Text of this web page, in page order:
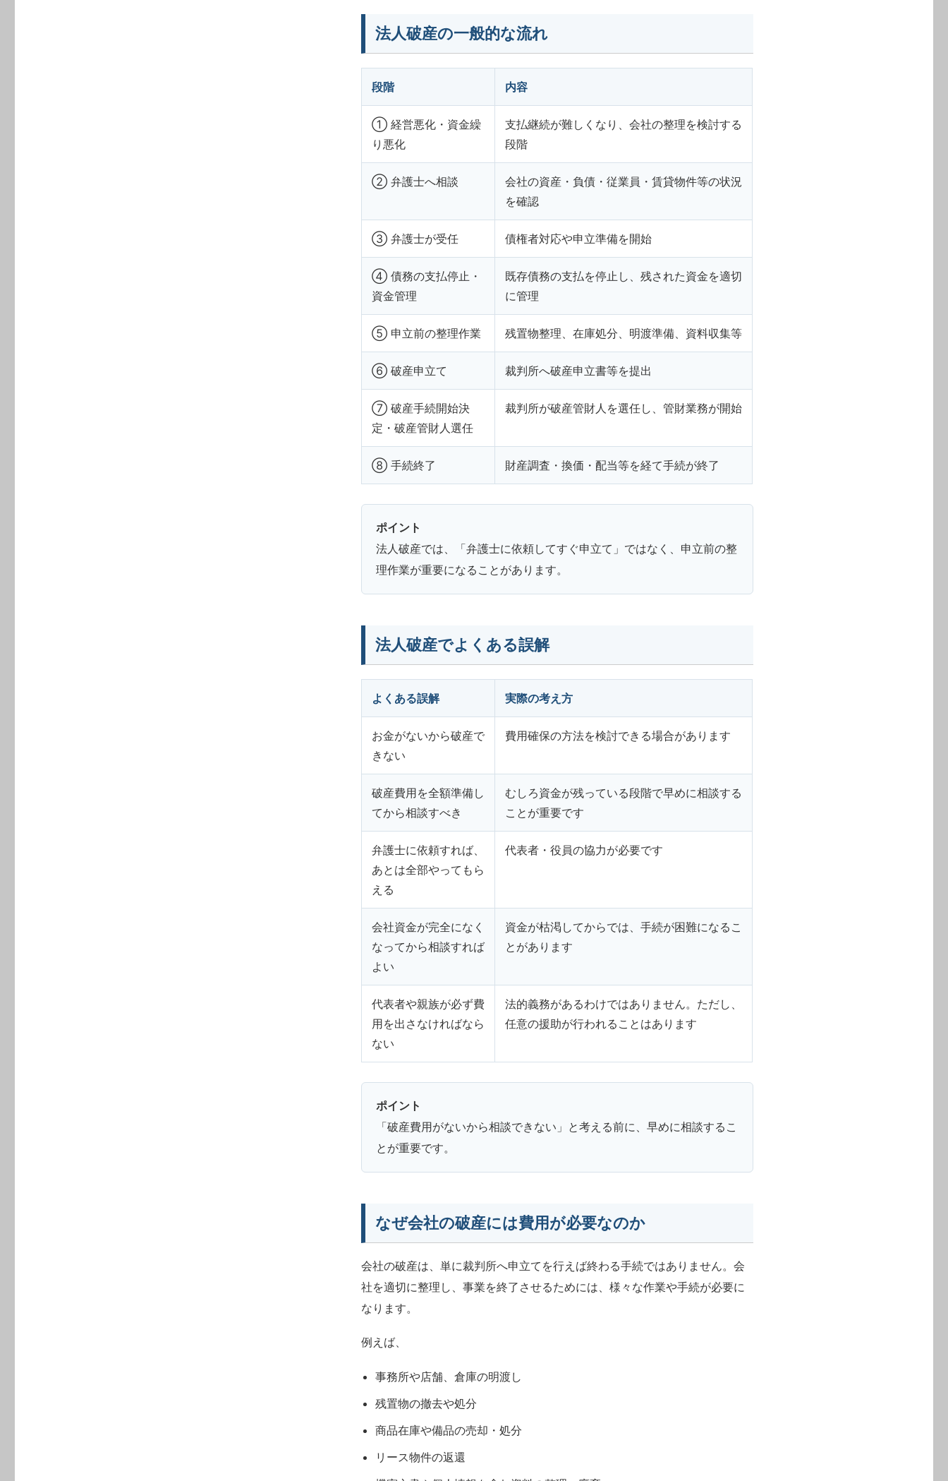
法人破産の一般的な流れ
段階 内容
① 経営悪化・資金繰
り悪化
支払継続が難しくなり、会社の整理を検討する
段階
② 弁護士へ相談
会社の資産・負債・従業員・賃貸物件等の状況
を確認
③ 弁護士が受任 債権者対応や申立準備を開始
④ 債務の支払停止・
資金管理
既存債務の支払を停止し、残された資金を適切
に管理
⑤ 申立前の整理作業 残置物整理、在庫処分、明渡準備、資料収集等
⑥ 破産申立て 裁判所へ破産申立書等を提出
⑦ 破産手続開始決
定・破産管財人選任
裁判所が破産管財人を選任し、管財業務が開始
⑧ 手続終了 財産調査・換価・配当等を経て手続が終了
ポイント
法人破産では、「弁護士に依頼してすぐ申立て」ではなく、申立前の整
理作業が重要になることがあります。
法人破産でよくある誤解
よくある誤解 実際の考え方
お金がないから破産で
きない
費用確保の方法を検討できる場合があります
破産費用を全額準備し
てから相談すべき
むしろ資金が残っている段階で早めに相談する
ことが重要です
弁護士に依頼すれば、
あとは全部やってもら
える
代表者・役員の協力が必要です
会社資金が完全になく
なってから相談すれば
よい
資金が枯渇してからでは、手続が困難になるこ
とがあります
代表者や親族が必ず費
用を出さなければなら
ない
法的義務があるわけではありません。ただし、
任意の援助が行われることはあります
ポイント
「破産費用がないから相談できない」と考える前に、早めに相談するこ
とが重要です。
なぜ会社の破産には費用が必要なのか
会社の破産は、単に裁判所へ申立てを行えば終わる手続ではありません。会
社を適切に整理し、事業を終了させるためには、様々な作業や手続が必要に
なります。
例えば、
事務所や店舗、倉庫の明渡し
残置物の撤去や処分
商品在庫や備品の売却・処分
リース物件の返還